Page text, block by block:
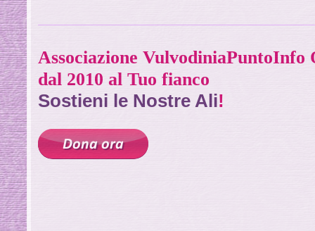
Associazione VulvodiniaPuntoInfo
dal 2010 al Tuo fianco
Sostieni le Nostre Ali!